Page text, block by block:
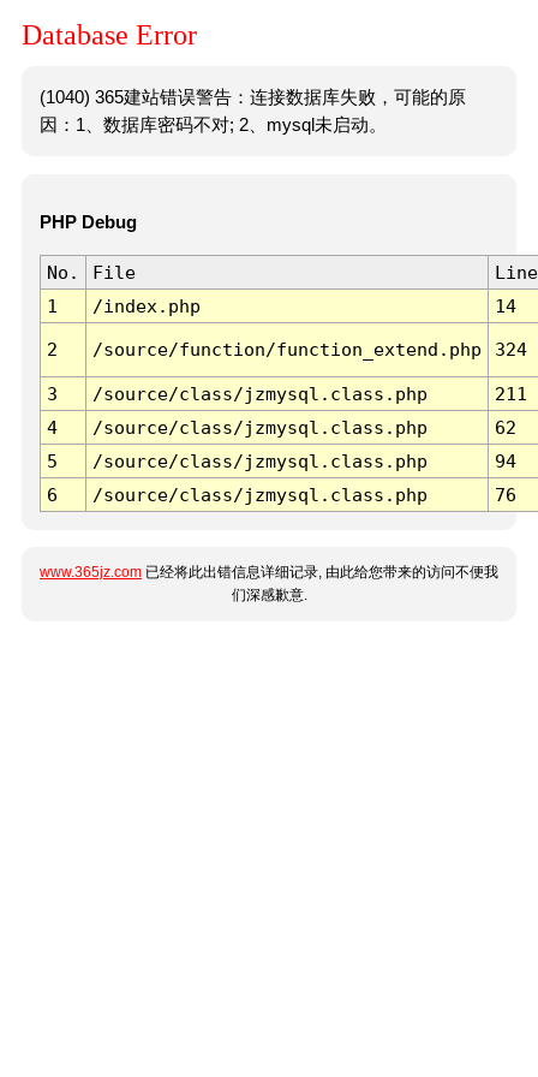
Database Error
(1040) 365建站错误警告：连接数据库失败，可能的原
因：1、数据库密码不对; 2、mysql未启动。
PHP Debug
No. File
Line
1
/index.php 14
2 /source/function/function_extend.php 324
3 /source/class/jzmysql.class.php
211
4
/source/class/jzmysql.class.php
62
5
/source/class/jzmysql.class.php
94
6
/source/class/jzmysql.class.php 76
www.365jz.com 已经将此出错信息详细记录, 由此给您带来的访问不便我
们深感歉意.